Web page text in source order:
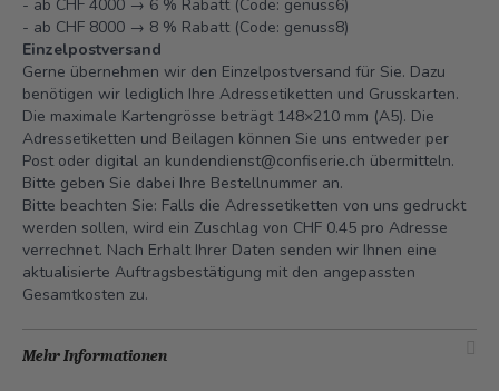
- ab CHF 4000 → 6 % Rabatt (Code: genuss6)
- ab CHF 8000 → 8 % Rabatt (Code: genuss8)
Einzelpostversand
Gerne übernehmen wir den Einzelpostversand für Sie. Dazu
benötigen wir lediglich Ihre Adressetiketten und Grusskarten.
Die maximale Kartengrösse beträgt 148×210 mm (A5). Die
Adressetiketten und Beilagen können Sie uns entweder per
Post oder digital an kundendienst@confiserie.ch übermitteln.
Bitte geben Sie dabei Ihre Bestellnummer an.
Bitte beachten Sie: Falls die Adressetiketten von uns gedruckt
werden sollen, wird ein Zuschlag von CHF 0.45 pro Adresse
verrechnet. Nach Erhalt Ihrer Daten senden wir Ihnen eine
aktualisierte Auftragsbestätigung mit den angepassten
Gesamtkosten zu.
Mehr Informationen